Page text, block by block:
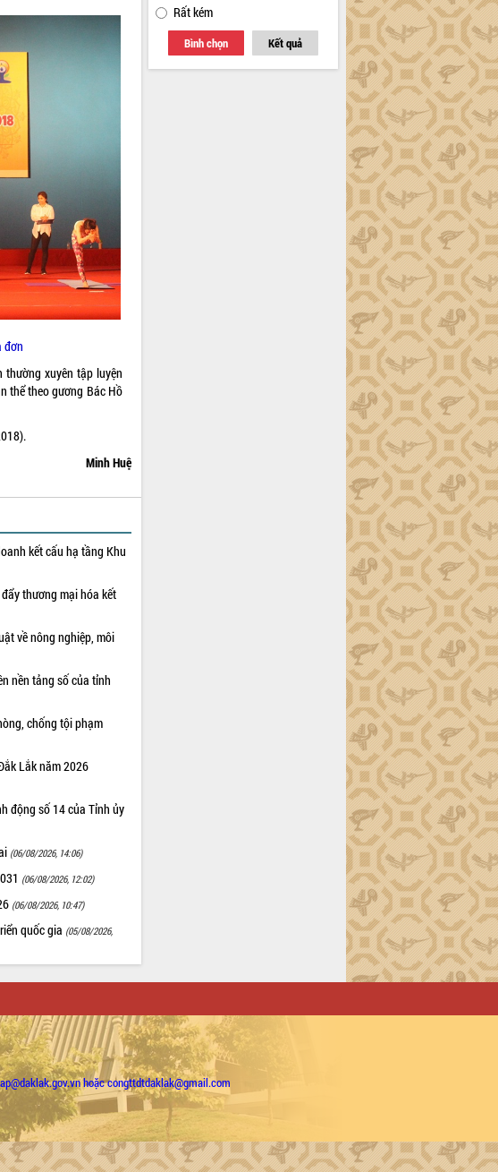
đơn
xuyên tập luyện
thể theo gương Bác Hồ
Minh Huệ
kết cấu hạ tầng Khu
thương mại hóa kết
về nông nghiệp, môi
nền tảng số của tỉnh
chống tội phạm
Lắk năm 2026
động số 14 của Tỉnh ủy
(06/08/2026, 14:06)
(06/08/2026, 12:02)
(06/08/2026, 10:47)
quốc gia (05/08/2026,
Rất kém
Bình chọn Kết quả
hoặc congttdtdaklak@gmail.com